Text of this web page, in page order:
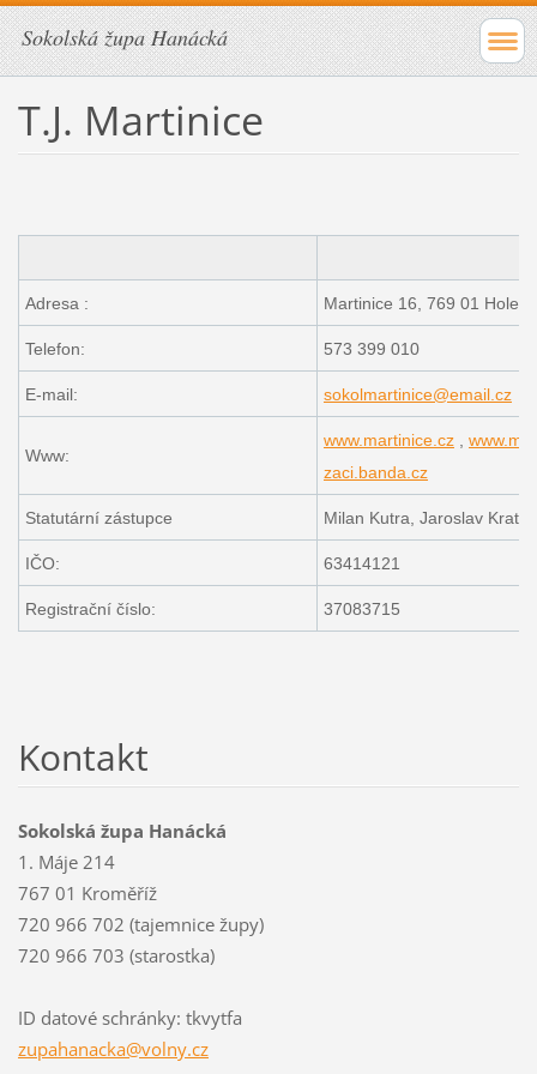
Sokolská župa Hanácká
T.J. Martinice
Adresa : Martinice 16, 769 01
Telefon: 573 399 010
E-mail: sokolmartinice@email.cz
Www:
www.martinice.cz,
zaci.banda.cz
Statutární zástupce Milan Kutra, Jaroslav
IČO: 63414121
Registrační číslo: 37083715
Kontakt
Sokolská župa Hanácká
1. Máje 214
767 01 Kroměříž
720 966 702 (tajemnice župy)
720 966 703 (starostka)
ID datové schránky: tkvytfa
zupahanacka@volny.cz